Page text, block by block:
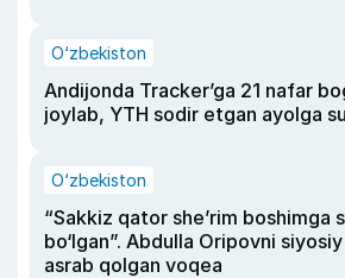
O‘zbekiston
Andijonda Tracker’ga 21 nafar
joylab, YTH sodir etgan ayolga
O‘zbekiston
“Sakkiz qator she’rim boshimga
bo‘lgan”. Abdulla Oripovni
asrab qolgan voqea